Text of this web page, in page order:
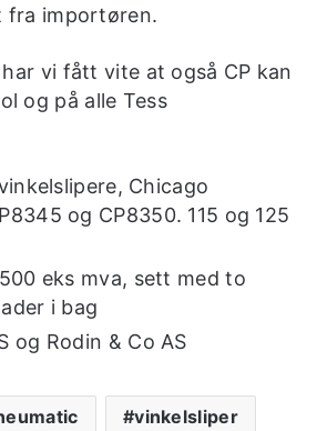
fra importøren.
vi fått vite at også CP kan
og på alle Tess
Chicago
og CP8350. 115 og 125
eks mva, sett med to
i bag
og Rodin & Co AS
vinkelsliper